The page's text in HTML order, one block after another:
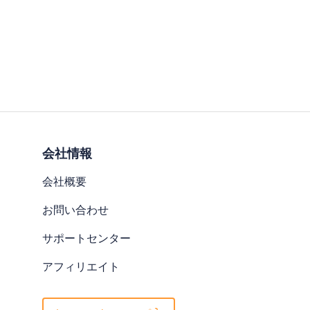
会社情報
会社概要
お問い合わせ
サポートセンター
アフィリエイト